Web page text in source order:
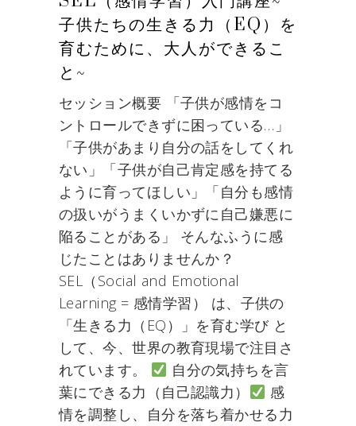
子供たちの生きる力（EQ）を
育むために、大人ができるこ
と~
セッション概要 「子供が感情をコ
ントロールできずに困っている…」
「子供があまり自分の話をしてくれ
ない」「子供が自己肯定感を持てる
ように育ってほしい」「自分も感情
の扱いがうまくいかずに自己嫌悪に
陥ることがある」 そんなふうに感
じたことはありませんか？
SEL（Social and Emotional
Learning = 感情学習） は、子供の
「生きる力（EQ）」を育む学び と
して、今、世界の教育現場で注目さ
れています。
自分の気持ちを言
葉にできる力（自己認識力）
感
情を調整し、自分を落ち着かせる力